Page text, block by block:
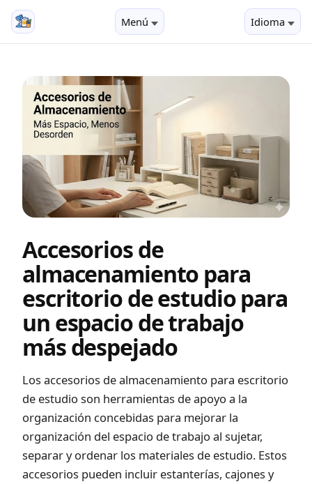
Menú Idioma
Accesorios de
almacenamiento para
escritorio de estudio para
un espacio de trabajo
más despejado
Los accesorios de almacenamiento para escritorio
de estudio son herramientas de apoyo a la
organización concebidas para mejorar la
organización del espacio de trabajo al sujetar,
separar y ordenar los materiales de estudio. Estos
accesorios pueden incluir estanterías, cajones y